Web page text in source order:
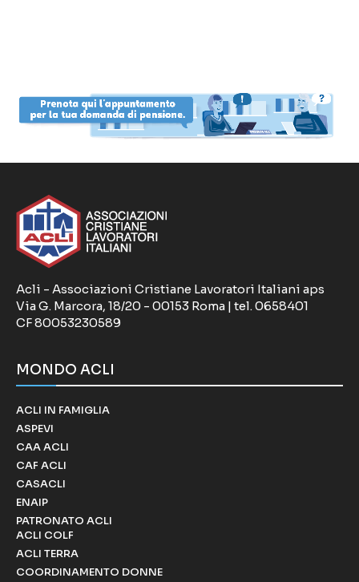
Acli - Associazioni Cristiane Lavoratori Italiani aps
Via G. Marcora, 18/20 - 00153 Roma | tel. 0658401
CF 80053230589
MONDO ACLI
ACLI IN FAMIGLIA
ASPEVI
CAA ACLI
CAF ACLI
CASACLI
ENAIP
PATRONATO ACLI
ACLI COLF
ACLI TERRA
COORDINAMENTO DONNE